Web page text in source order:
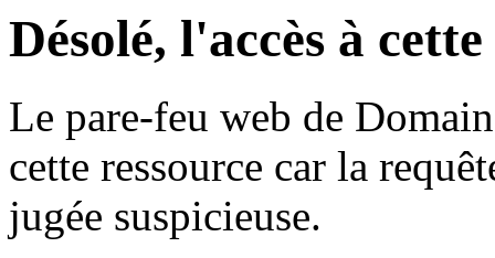
Désolé, l'accès à
Le pare-feu web de
cette ressource car la
jugée suspicieuse.